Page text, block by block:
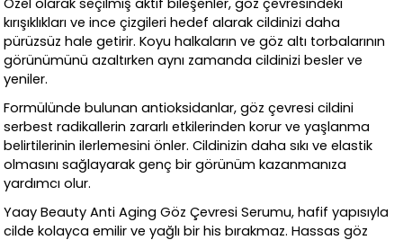
Özel olarak seçilmiş aktif bileşenler, göz çevresindeki
kırışıklıkları ve ince çizgileri hedef alarak cildinizi daha
pürüzsüz hale getirir. Koyu halkaların ve göz altı torbalarının
görünümünü azaltırken aynı zamanda cildinizi besler ve
yeniler.
Formülünde bulunan antioksidanlar, göz çevresi cildini
serbest radikallerin zararlı etkilerinden korur ve yaşlanma
belirtilerinin ilerlemesini önler. Cildinizin daha sıkı ve elastik
olmasını sağlayarak genç bir görünüm kazanmanıza
yardımcı olur.
Yaay Beauty Anti Aging Göz Çevresi Serumu, hafif yapısıyla
cilde kolayca emilir ve yağlı bir his bırakmaz. Hassas göz